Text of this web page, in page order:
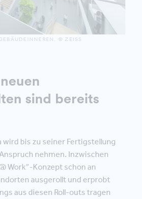
© ZEISS
sind bereits
wird bis zu seiner Fertigstellung
nehmen. Inzwischen
Work“-Konzept schon an
ausgerollt und erprobt
aus diesen Roll-outs tragen